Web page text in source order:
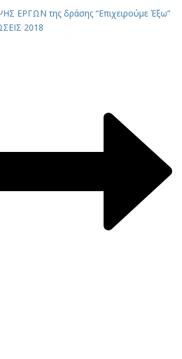
ΕΡΓΩΝ της δράσης “Επιχειρούμε Έξω”
2018